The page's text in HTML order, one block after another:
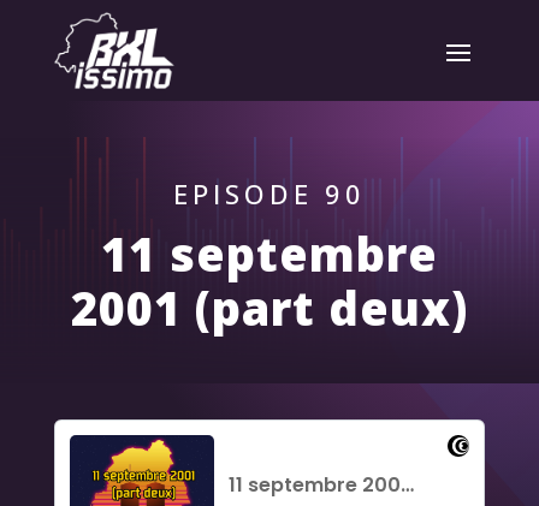
EPISODE 90
11 septembre
2001 (part deux)